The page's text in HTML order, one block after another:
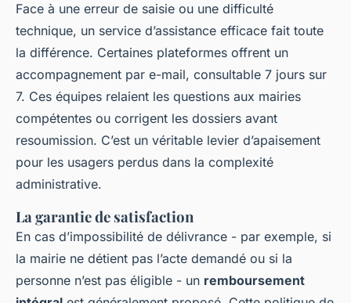
Face à une erreur de saisie ou une difficulté
technique, un service d’assistance efficace fait toute
la différence. Certaines plateformes offrent un
accompagnement par e-mail, consultable 7 jours sur
7. Ces équipes relaient les questions aux mairies
compétentes ou corrigent les dossiers avant
resoumission. C’est un véritable levier d’apaisement
pour les usagers perdus dans la complexité
administrative.
La garantie de satisfaction
En cas d’impossibilité de délivrance - par exemple, si
la mairie ne détient pas l’acte demandé ou si la
personne n’est pas éligible - un remboursement